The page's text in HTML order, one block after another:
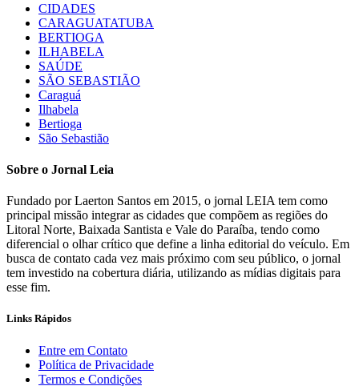
CIDADES
CARAGUATATUBA
BERTIOGA
ILHABELA
SAÚDE
SÃO SEBASTIÃO
Caraguá
Ilhabela
Bertioga
São Sebastião
Sobre o Jornal Leia
Fundado por Laerton Santos em 2015, o jornal LEIA tem como
principal missão integrar as cidades que compõem as regiões do
Litoral Norte, Baixada Santista e Vale do Paraíba, tendo como
diferencial o olhar crítico que define a linha editorial do veículo. Em
busca de contato cada vez mais próximo com seu público, o jornal
tem investido na cobertura diária, utilizando as mídias digitais para
esse fim.
Links Rápidos
Entre em Contato
Política de Privacidade
Termos e Condições